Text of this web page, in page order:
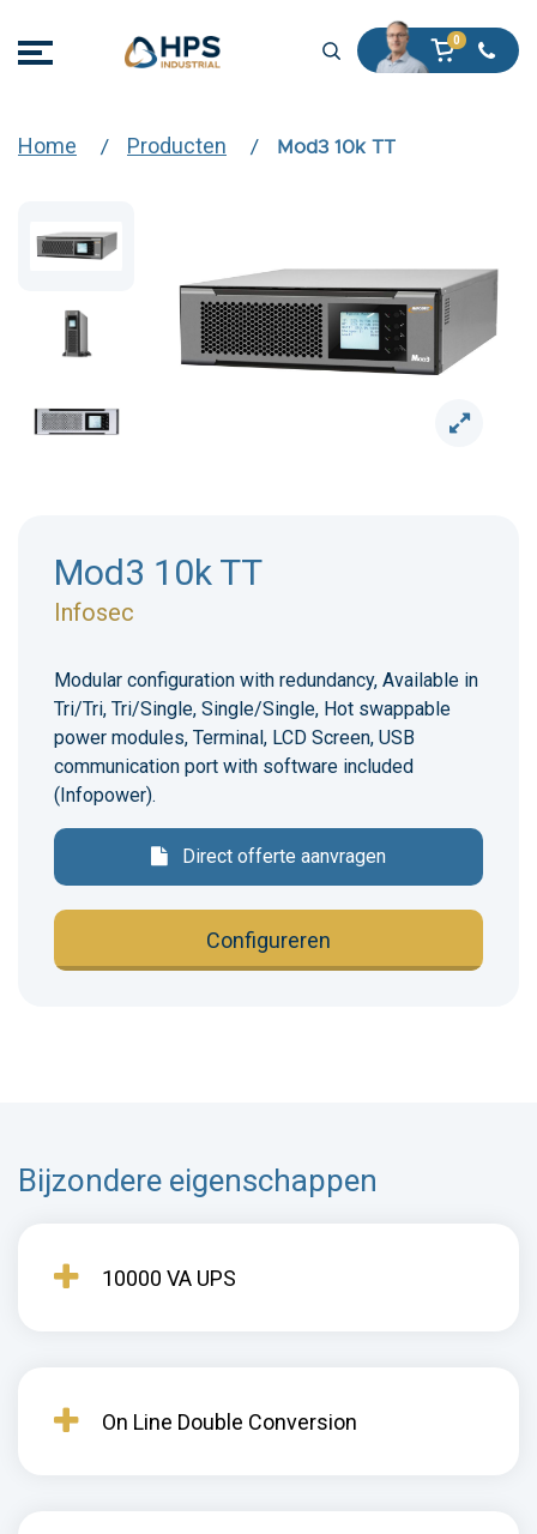
Home Producten Mod3 10k TT
Mod3 10k TT
Infosec
Modular configuration with redundancy, Available in
Tri/Tri, Tri/Single, Single/Single, Hot swappable
power modules, Terminal, LCD Screen, USB
communication port with software included
(Infopower).
Direct offerte aanvragen
Configureren
Bijzondere eigenschappen
10000 VA UPS
On Line Double Conversion